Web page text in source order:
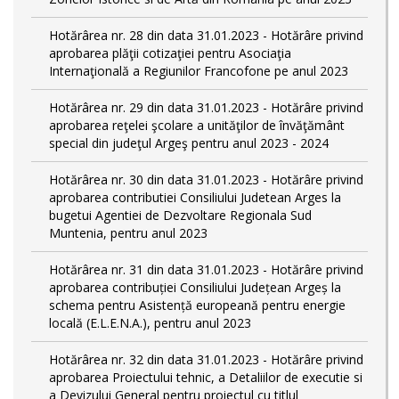
Hotărârea nr. 28 din data 31.01.2023 - Hotărâre privind
aprobarea plăţii cotizaţiei pentru Asociaţia
Internaţională a Regiunilor Francofone pe anul 2023
Hotărârea nr. 29 din data 31.01.2023 - Hotărâre privind
aprobarea reţelei şcolare a unităţilor de învăţământ
special din judeţul Argeş pentru anul 2023 - 2024
Hotărârea nr. 30 din data 31.01.2023 - Hotărâre privind
aprobarea contributiei Consiliului Judetean Arges la
bugetui Agentiei de Dezvoltare Regionala Sud
Muntenia, pentru anul 2023
Hotărârea nr. 31 din data 31.01.2023 - Hotărâre privind
aprobarea contribuției Consiliului Județean Argeș la
schema pentru Asistență europeană pentru energie
locală (E.L.E.N.A.), pentru anul 2023
Hotărârea nr. 32 din data 31.01.2023 - Hotărâre privind
aprobarea Proiectului tehnic, a Detaliilor de executie si
a Devizului General pentru proiectul cu titlul